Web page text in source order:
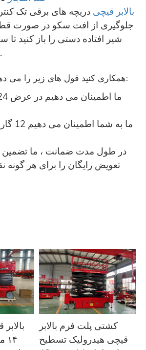
بالابر قیچی دریچه های برقی تک
جلوگیری از افت سکو در صورت
شیر افتاده دستی را باز کنید
خانه پایین بیاورید.
اگر با DFLIFT همکاری کنید قول های زیر را می دهیم:
ما به
در طول مدت ضمانت ، ما
تعویض رایگان را برای هر
کشتی پلت فرم بالابر
قیچی هیدرولیک تسطیح